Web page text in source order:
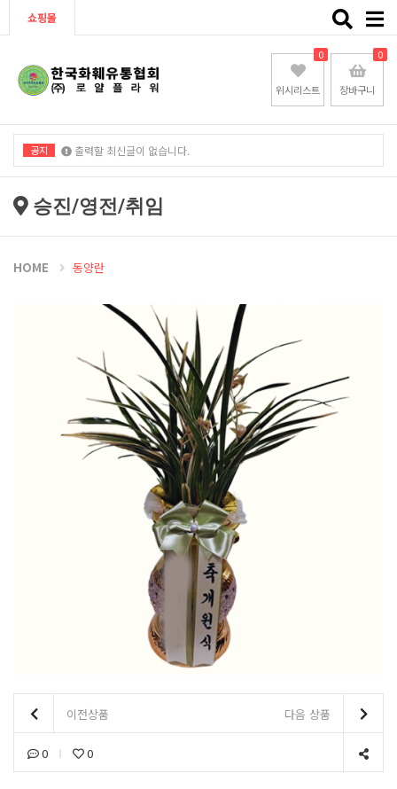
쇼핑몰
Toggle
위시리스트
0
장바구니
0
공지 출력할 최신글이 없습니다.
출력할 최신글이 없습니다.
승진/영전/취임
HOME 동양란
이전상품 다음 상품
0 0